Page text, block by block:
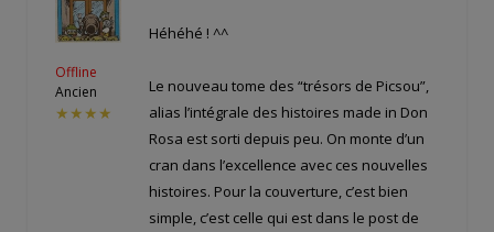
Offline
Ancien
★★★★
Héhéhé ! ^^
Le nouveau tome des “trésors de Picsou”,
alias l’intégrale des histoires made in Don
Rosa est sorti depuis peu. On monte d’un
cran dans l’excellence avec ces nouvelles
histoires. Pour la couverture, c’est bien
simple, c’est celle qui est dans le post de